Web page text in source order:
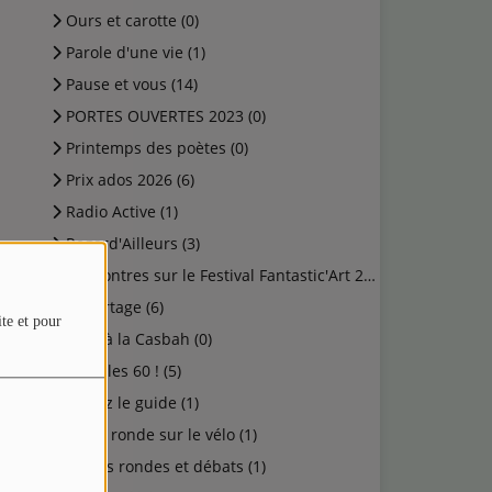
et pour
Ours et carotte (0)
Parole d'une vie (1)
Pause et vous (14)
PORTES OUVERTES 2023 (0)
Printemps des poètes (0)
Prix ados 2026 (6)
Radio Active (1)
Regard'Ailleurs (3)
Rencontres sur le Festival Fantastic'Art 2023 (0)
Reportage (6)
Rock à la Casbah (0)
Salut les 60 ! (5)
Suivez le guide (1)
Table ronde sur le vélo (1)
Tables rondes et débats (1)